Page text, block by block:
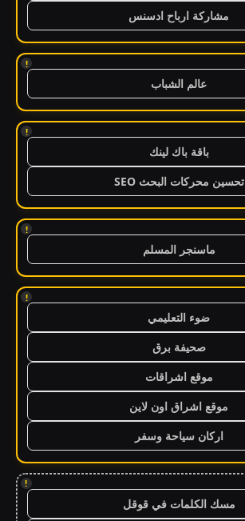
مشاركة ارباح ادسنس
!
عالم الشباب
!
باقة باك لينك
تحسين محركات البحث SEO
!
ماسنجر المسلم
!
ضوء التعليمي
صحيفة برق
موقع اشراقات
موقع اشراق اون لاين
اركان سياحة وسفر
!
مسك الكلمات في قوقل